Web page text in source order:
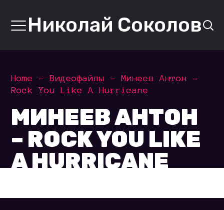
Николай Соколов
Home Видеофайлы
Минеев Антон –
Rock You Like A Hurricane
МИНЕЕВ АНТОН
– ROCK YOU LIKE
A HURRICANE